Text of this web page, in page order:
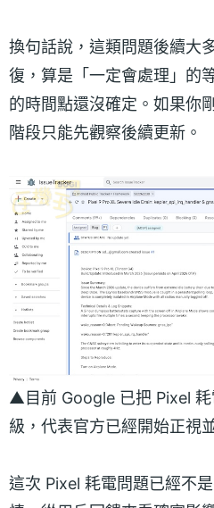
換句話說，這類問題後續大
復，算是「一定會處理」的
的時間點還沒確定。如果你
階段只能先觀察後續更新。
▲目前 Google 已把 Pixel 耗
級，代表官方已經開始正視
這次 Pixel 耗電問題已經不